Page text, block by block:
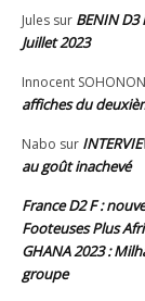
Jules sur BENIN
Juillet 2023
Innocent SOHONON
affiches du
Nabo sur
au goût inachevé
France D2 F :
Footeuses Plus
GHANA 2023 :
groupe